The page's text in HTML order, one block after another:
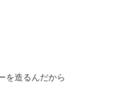
を造るんだから